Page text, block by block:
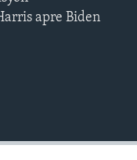
apre Biden